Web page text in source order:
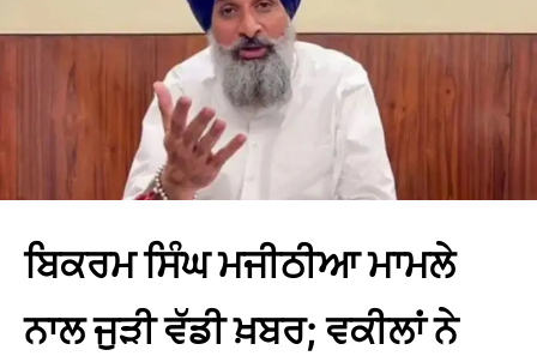
ਬਿਕਰਮ ਸਿੰਘ ਮਜੀਠੀਆ ਮਾਮਲੇ
ਨਾਲ ਜੁੜੀ ਵੱਡੀ ਖ਼ਬਰ; ਵਕੀਲਾਂ ਨੇ